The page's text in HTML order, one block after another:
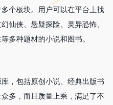
个板块。用户可以在平台上找
仙侠、悬疑探险、灵异恐怖、
多种题材的小说和图书。
，包括原创小说、经典出版书
多，而且质量上乘，满足了不